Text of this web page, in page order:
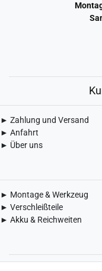
► Zahlung und Versand
► Anfahrt
► Über uns
► Montage & Werkzeug
► Verschleißteile
► Akku & Reichweiten